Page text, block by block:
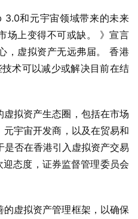
3.0和元宇宙领域带来的未来
场上变得不可或缺。 》宣言
，虚拟资产无远弗届。 香港
术可以减少或解决目前在结
拟资产生态圈，包括在市场
宇宙开发商，以及在贸易和
否在香港引入虚拟资产交易
态度，证券监督管理委员会
的虚拟资产管理框架，以确保